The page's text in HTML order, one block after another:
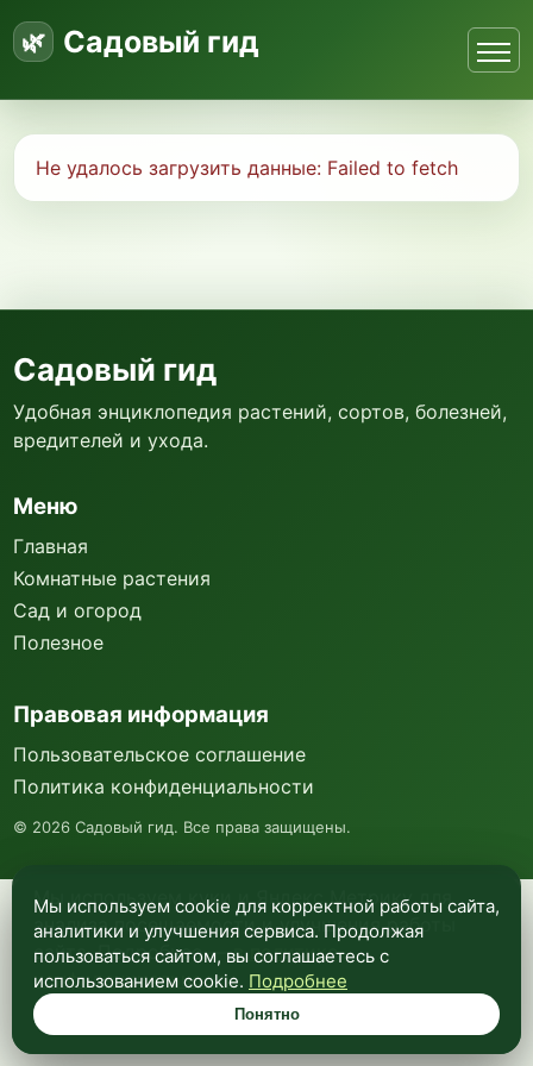
Садовый гид
Не удалось загрузить данные: Failed to fetch
Мы используем куки и Яндекс Метрику для
анализа посещаемости и улучшения работы
сайта. Подробнее —в политике
конфиденциальности.
Понятно
Садовый гид
Удобная энциклопедия растений, сортов, болезней,
вредителей и ухода.
Меню
Главная
Комнатные растения
Сад и огород
Полезное
Правовая информация
Пользовательское соглашение
Политика конфиденциальности
© 2026 Садовый гид. Все права защищены.
Мы используем cookie для корректной работы сайта,
аналитики и улучшения сервиса. Продолжая
пользоваться сайтом, вы соглашаетесь с
использованием cookie. Подробнее
Понятно